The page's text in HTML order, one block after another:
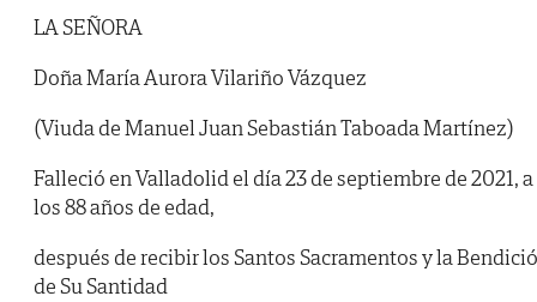
LA SEÑORA
Doña María Aurora Vilariño Vázquez
(Viuda de Manuel Juan Sebastián Taboada Martínez)
Falleció en Valladolid el día 23 de septiembre de 2021, a
los 88 años de edad,
después de recibir los Santos Sacramentos y la
de Su Santidad